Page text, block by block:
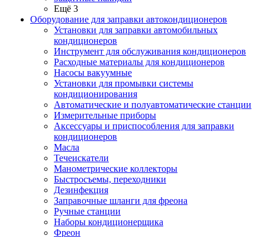
Ещё 3
Оборудование для заправки автокондиционеров
Установки для заправки автомобильных
кондиционеров
Инструмент для обслуживания кондиционеров
Расходные материалы для кондиционеров
Насосы вакуумные
Установки для промывки системы
кондиционирования
Автоматические и полуавтоматические станции
Измерительные приборы
Аксессуары и приспособления для заправки
кондиционеров
Масла
Течеискатели
Манометрические коллекторы
Быстросъемы, переходники
Дезинфекция
Заправочные шланги для фреона
Ручные станции
Наборы кондиционерщика
Фреон